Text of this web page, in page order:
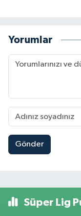
Yorumlar
Gönder
Süper Lig